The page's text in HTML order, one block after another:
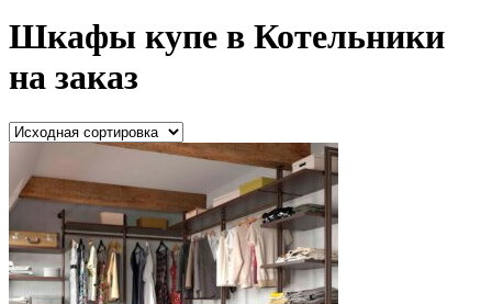
Шкафы купе в Котельники
на заказ